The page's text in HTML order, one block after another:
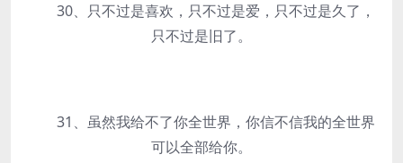
30、只不过是喜欢，只不过是爱，只不过是久了，
只不过是旧了。
31、虽然我给不了你全世界，你信不信我的全世界
可以全部给你。